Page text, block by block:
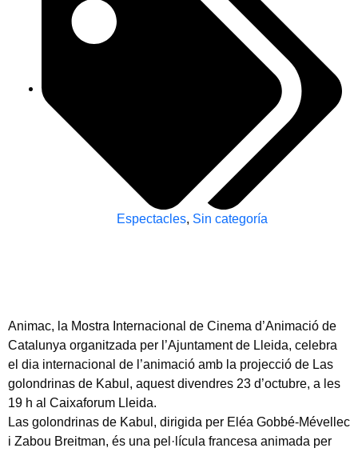
Espectacles, Sin categoría
Animac, la Mostra Internacional de Cinema d’Animació de
Catalunya organitzada per l’Ajuntament de Lleida, celebra
el dia internacional de l’animació amb la projecció de Las
golondrinas de Kabul, aquest divendres 23 d’octubre, a les
19 h al Caixaforum Lleida.
Las golondrinas de Kabul, dirigida per Eléa Gobbé-Mévellec
i Zabou Breitman, és una pel·lícula francesa animada per